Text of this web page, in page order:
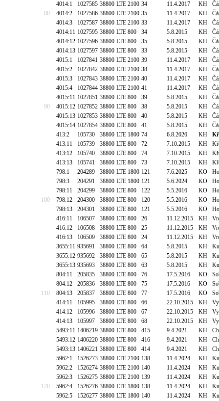
4014:1
1027585 38800 LTE 2100 34 11.4.2017 KH
80
4014:2 1027586 38800 LTE 2100 35 11.4.2017 KH
4014:3
1027587 38800 LTE 2100 33 11.4.2017 KH
4014:11 1027595 38800 LTE 800 34 5.8.2015 KH
4014:12 1027596 38800 LTE 800 35 5.8.2015 KH
4014:13 1027597 38800 LTE 800 33 5.8.2015 KH
4015:1
1027841 38800 LTE 2100 39 11.4.2017 KH
4015:2
1027842 38800 LTE 2100 38 11.4.2017 KH
4015:3
1027843 38800 LTE 2100 40 11.4.2017 KH
4015:4
1027844 38800 LTE 2100 41 11.4.2017 KH
4015:11 1027851 38800 LTE 800 39 5.8.2015 KH
90
4015:12 1027852 38800 LTE 800 38 5.8.2015 KH
4015:13 1027853 38800 LTE 800 40 5.8.2015 KH
4015:14 1027854 38800 LTE 800 41 5.8.2015 KH
413:2
105730 38800 LTE 1800 74 6.8.2026 KH
413:11
105739 38800 LTE 800 72 7.10.2015 KH
413:12
105740 38800 LTE 800 74 7.10.2015 KH
413:13
105741 38800 LTE 800 73 7.10.2015 KH
798:1
204289 38800 LTE 1800 121 7.6.2025 KO
798:3
204291 38800 LTE 1800 121 5.6.2024 KO
798:11
204299 38800 LTE 800 122 5.5.2016 KO
100
798:12 204300 38800 LTE 800 120 5.5.2016 KO
798:13
204301 38800 LTE 800 121 5.5.2016 KO
416:11
106507 38800 LTE 800 26 11.12.2015 KH
416:12
106508 38800 LTE 800 25 11.12.2015 KH
416:13
106509 38800 LTE 800 24 11.12.2015 KH
3655:11 935691 38800 LTE 800 64 5.8.2015 KH
3655:12 935692 38800 LTE 800 65 5.8.2015 KH
3655:13 935693 38800 LTE 800 63 5.8.2015 KH
804:11
205835 38800 LTE 800 76 17.5.2016 KO
804:12
205836 38800 LTE 800 75 17.5.2016 KO
110
804:13 205837 38800 LTE 800 77 17.5.2016 KO
414:11
105995 38800 LTE 800 66 22.10.2015 KH
414:12
105996 38800 LTE 800 67 22.10.2015 KH
414:13
105997 38800 LTE 800 68 22.10.2015 KH
5493:11 1406219 38800 LTE 800 415 9.4.2021 KH
5493:12 1406220 38800 LTE 800 416 9.4.2021 KH
5493:13 1406221 38800 LTE 800 414 9.4.2021 KH
5962:1
1526273 38800 LTE 2100 138 11.4.2024 KH
5962:2
1526274 38800 LTE 2100 140 11.4.2024 KH
5962:3
1526275 38800 LTE 2100 139 11.4.2024 KH
120
5962:4 1526276 38800 LTE 1800 138 11.4.2024 KH
5962:5
1526277 38800 LTE 1800 140 11.4.2024 KH